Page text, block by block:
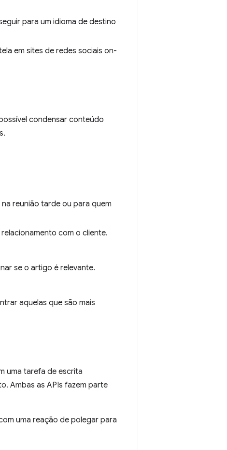
para um idioma de destino
em sites de redes sociais on-
condensar conteúdo
reunião tarde ou para quem
com o cliente.
se o artigo é relevante.
aquelas que são mais
uma tarefa de escrita
Ambas as APIs fazem parte
uma reação de polegar para